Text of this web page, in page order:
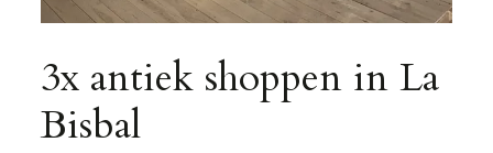
3x antiek shoppen in La
Bisbal